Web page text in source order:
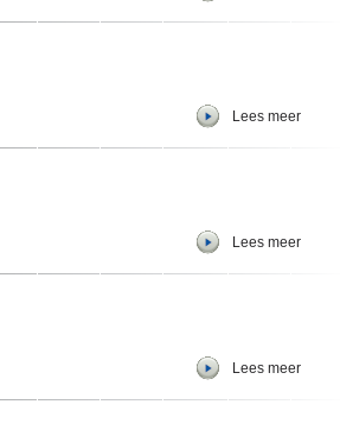
Lees meer
Lees meer
Lees meer